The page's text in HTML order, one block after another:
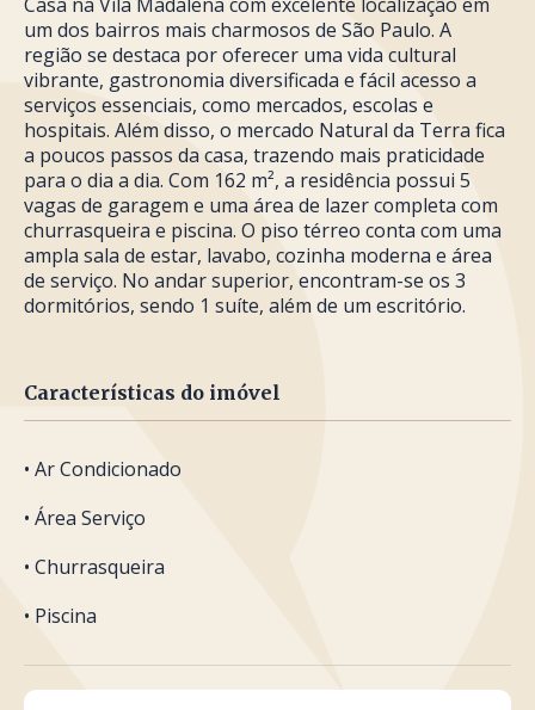
um dos bairros mais charmosos de São Paulo. A
região se destaca por oferecer uma vida cultural
vibrante, gastronomia diversificada e fácil acesso a
serviços essenciais, como mercados, escolas e
hospitais. Além disso, o mercado Natural da Terra fica
a poucos passos da casa, trazendo mais praticidade
para o dia a dia. Com 162 m², a residência possui 5
vagas de garagem e uma área de lazer completa com
churrasqueira e piscina. O piso térreo conta com uma
ampla sala de estar, lavabo, cozinha moderna e área
de serviço. No andar superior, encontram-se os 3
dormitórios, sendo 1 suíte, além de um escritório.
Características do imóvel
• Ar Condicionado
• Área Serviço
• Churrasqueira
• Piscina